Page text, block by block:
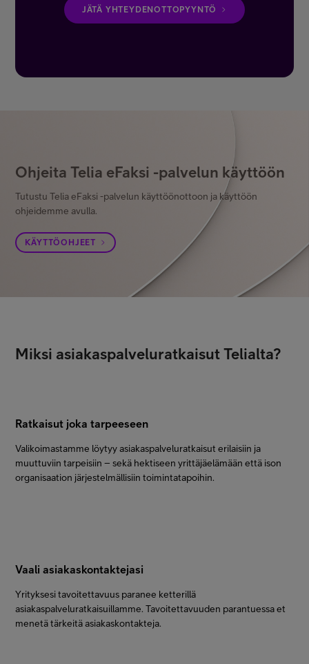
JÄTÄ YHTEYDENOTTOPYYNTÖ
Ohjeita Telia eFaksi -palvelun käyttöön
Tutustu Telia eFaksi -palvelun käyttöönottoon ja käyttöön
ohjeidemme avulla.
KÄYTTÖOHJEET
Miksi asiakaspalveluratkaisut Telialta?
Ratkaisut joka tarpeeseen
Valikoimastamme löytyy asiakaspalveluratkaisut erilaisiin ja
muuttuviin tarpeisiin – sekä hektiseen yrittäjäelämään että ison
organisaation järjestelmällisiin toimintatapoihin.
Vaali asiakaskontaktejasi
Yrityksesi tavoitettavuus paranee ketterillä
asiakaspalveluratkaisuillamme. Tavoitettavuuden parantuessa et
menetä tärkeitä asiakaskontakteja.